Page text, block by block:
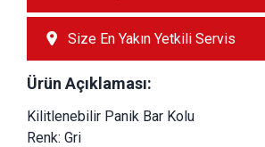
Size En Yakın Yetkili Servis
Ürün Açıklaması:
Kilitlenebilir Panik Bar Kolu
Renk: Gri